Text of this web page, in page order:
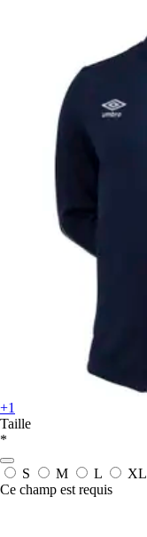
+1
Taille
*
S M L XL
Ce champ est requis